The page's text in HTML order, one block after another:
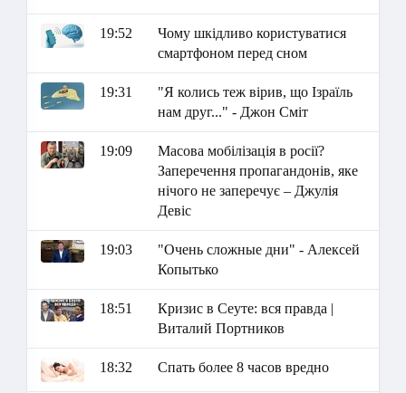
19:52
Чому шкідливо користуватися
смартфоном перед сном
19:31
"Я колись теж вірив, що Ізраїль
нам друг..." - Джон Сміт
19:09
Масова мобілізація в росії?
Заперечення пропагандонів, яке
нічого не заперечує – Джулія
Девіс
19:03
"Очень сложные дни" - Алексей
Копытько
18:51
Кризис в Сеуте: вся правда |
Виталий Портников
18:32 Спать более 8 часов вредно